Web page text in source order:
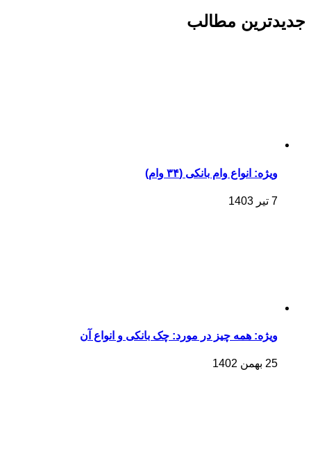
جدیدترین مطالب
ویژه: انواع وام بانکی (۳۴ وام)
7 تیر 1403
ویژه: همه چیز در مورد: چک بانکی و انواع آن
25 بهمن 1402